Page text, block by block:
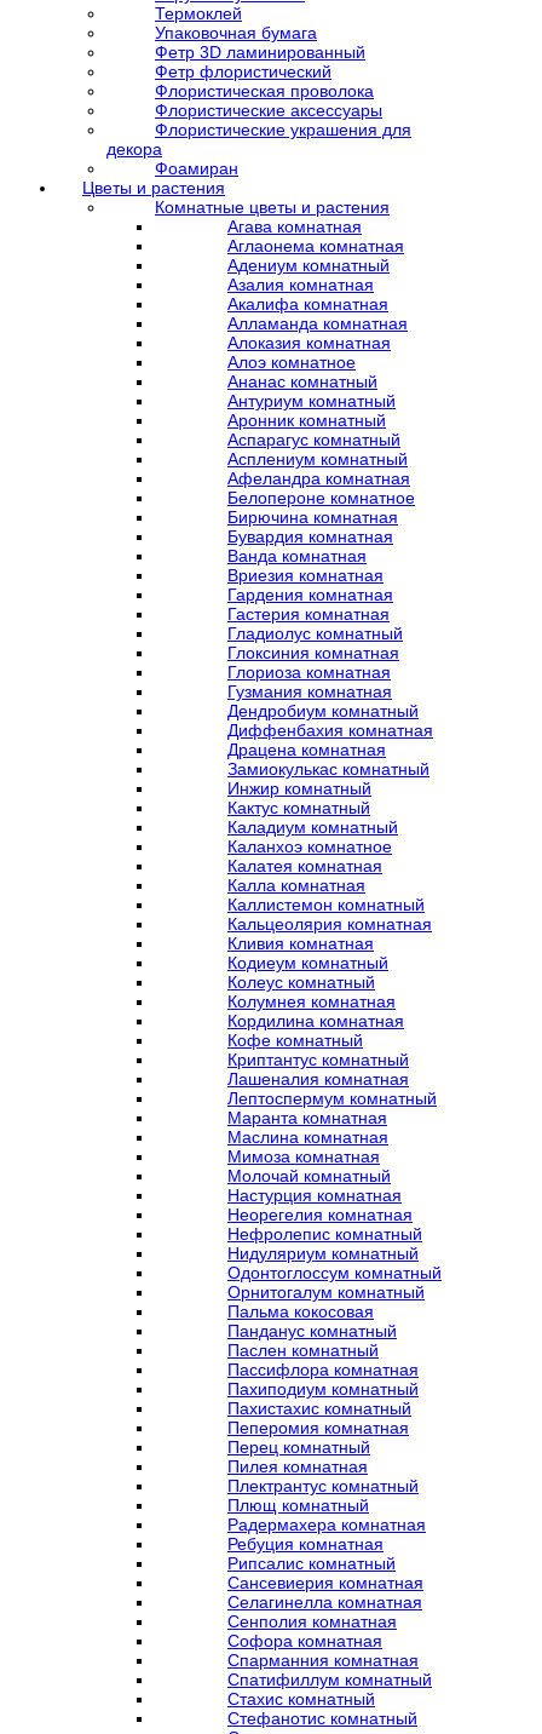
Термоклей
Упаковочная бумага
Фетр 3D ламинированный
Фетр флористический
Флористическая проволока
Флористические аксессуары
Флористические украшения для
декора
Фоамиран
Цветы и растения
Комнатные цветы и растения
Агава комнатная
Аглаонема комнатная
Адениум комнатный
Азалия комнатная
Акалифа комнатная
Алламанда комнатная
Алоказия комнатная
Алоэ комнатное
Ананас комнатный
Антуриум комнатный
Аронник комнатный
Аспарагус комнатный
Асплениум комнатный
Афеландра комнатная
Белопероне комнатное
Бирючина комнатная
Бувардия комнатная
Ванда комнатная
Вриезия комнатная
Гардения комнатная
Гастерия комнатная
Гладиолус комнатный
Глоксиния комнатная
Глориоза комнатная
Гузмания комнатная
Дендробиум комнатный
Диффенбахия комнатная
Драцена комнатная
Замиокулькас комнатный
Инжир комнатный
Кактус комнатный
Каладиум комнатный
Каланхоэ комнатное
Калатея комнатная
Калла комнатная
Каллистемон комнатный
Кальцеолярия комнатная
Кливия комнатная
Кодиеум комнатный
Колеус комнатный
Колумнея комнатная
Кордилина комнатная
Кофе комнатный
Криптантус комнатный
Лашеналия комнатная
Лептоспермум комнатный
Маранта комнатная
Маслина комнатная
Мимоза комнатная
Молочай комнатный
Настурция комнатная
Неорегелия комнатная
Нефролепис комнатный
Нидуляриум комнатный
Одонтоглоссум комнатный
Орнитогалум комнатный
Пальма кокосовая
Панданус комнатный
Паслен комнатный
Пассифлора комнатная
Пахиподиум комнатный
Пахистахис комнатный
Пеперомия комнатная
Перец комнатный
Пилея комнатная
Плектрантус комнатный
Плющ комнатный
Радермахера комнатная
Ребуция комнатная
Рипсалис комнатный
Сансевиерия комнатная
Селагинелла комнатная
Сенполия комнатная
Софора комнатная
Спарманния комнатная
Спатифиллум комнатный
Стахис комнатный
Стефанотис комнатный